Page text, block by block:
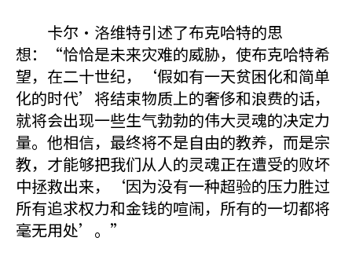
卡尔·洛维特引述了布克哈特的思
想：“恰恰是未来灾难的威胁，使布克哈特希
望，在二十世纪，‘假如有一天贫困化和简单
化的时代’将结束物质上的奢侈和浪费的话，
就将会出现一些生气勃勃的伟大灵魂的决定力
量。他相信，最终将不是自由的教养，而是宗
教，才能够把我们从人的灵魂正在遭受的败坏
中拯救出来，‘因为没有一种超验的压力胜过
所有追求权力和金钱的喧闹，所有的一切都将
毫无用处’。”